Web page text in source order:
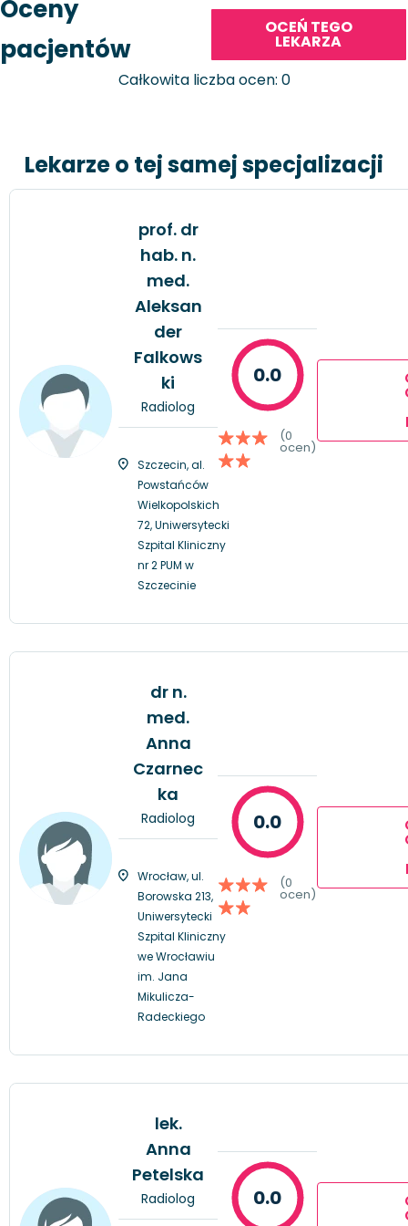
Oceny
pacjentów
OCEŃ TEGO
LEKARZA
Całkowita liczba ocen: 0
Lekarze o tej samej specjalizacji
prof. dr
hab. n.
med.
Aleksan
der
Falkows
ki
Radiolog
Szczecin, al.
Powstańców
Wielkopolskich
72, Uniwersytecki
Szpital Kliniczny
nr 2 PUM w
Szczecinie
0.0
(0
ocen)
dr n.
med.
Anna
Czarnec
ka
Radiolog
Wrocław, ul.
Borowska 213,
Uniwersytecki
Szpital Kliniczny
we Wrocławiu
im. Jana
Mikulicza-
Radeckiego
0.0
(0
ocen)
lek.
Anna
Petelska
Radiolog 0.0